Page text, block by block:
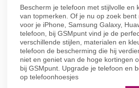
Bescherm je telefoon met stijlvolle en
van topmerken. Of je nu op zoek bent
voor je iPhone, Samsung Galaxy,
telefoon, bij GSMpunt vind je de
verschillende stijlen, materialen en
telefoon de bescherming die hij
niet en geniet van de hoge kortingen
bij GSMpunt. Upgrade je telefoon en
op telefoonhoesjes